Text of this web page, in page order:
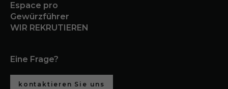
Espace pro
Gewürzführer
WIR REKRUTIEREN
Eine Frage?
kontaktieren Sie uns